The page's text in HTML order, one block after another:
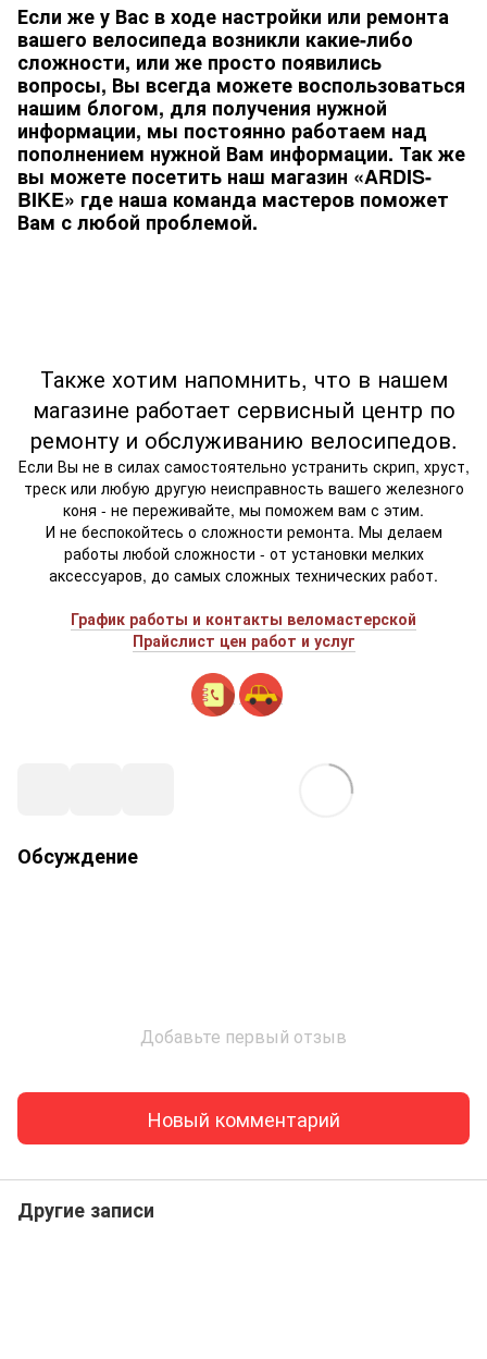
Если же у Вас в ходе настройки или ремонта
вашего велосипеда возникли какие-либо
сложности, или же просто появились
вопросы, Вы всегда можете воспользоваться
нашим блогом, для получения нужной
информации, мы постоянно работаем над
пополнением нужной Вам информации. Так же
вы можете посетить наш магазин «ARDIS-
BIKE» где наша команда мастеров поможет
Вам с любой проблемой.
Также хотим напомнить, что в нашем
магазине работает сервисный центр по
ремонту и обслуживанию велосипедов.
Если Вы не в силах самостоятельно устранить скрип, хруст,
треск или любую другую неисправность вашего железного
коня - не переживайте, мы поможем вам с этим.
И не беспокойтесь о сложности ремонта. Мы делаем
работы любой сложности - от установки мелких
аксессуаров, до самых сложных технических работ.
График работы и контакты веломастерской
Прайслист цен работ и услуг
Обсуждение
Добавьте первый отзыв
Новый комментарий
Другие записи